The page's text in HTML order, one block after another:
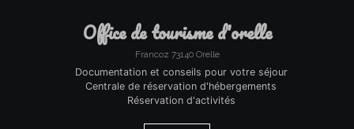
office de tourisme d'orelle
Francoz 73140 Orelle
Documentation et conseils pour votre séjour
Centrale de réservation d'hébergements
Réservation d'activités